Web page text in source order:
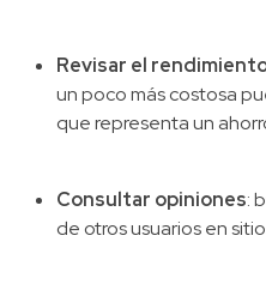
Revisar el
un poco más costosa
que representa un
Consultar opiniones:
de otros usuarios en